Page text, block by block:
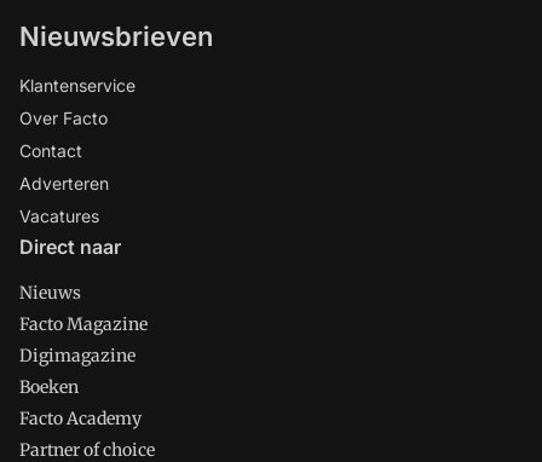
Nieuwsbrieven
Klantenservice
Over Facto
Contact
Adverteren
Vacatures
Direct naar
Nieuws
Facto Magazine
Digimagazine
Boeken
Facto Academy
Partner of choice